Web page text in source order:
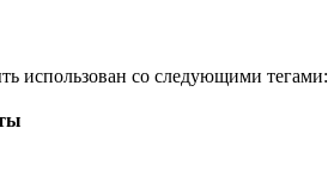
использован со следующими тегами: